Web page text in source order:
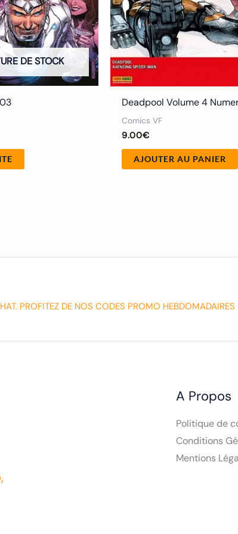
DE STOCK
Deadpool Volume 4
Comics VF
9.00€
AJOUTER AU PANIER
PROFITEZ DE NOS CODES PROMO HEBDOMADAIRES
A Propos
Politique de
Conditions
Mentions